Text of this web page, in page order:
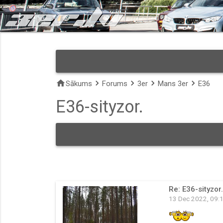
homeSākums keyboard_arrow_right Forums keyboard_arrow_right 3er keyboard_arrow_right Mans 3er keyboard_arrow_right E36
E36-sityzor.
Re: E36-sityzor.
13 Dec 2022,